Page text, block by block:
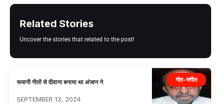
Related Stories
Uncover the stories that related to the post!
गीत-संगीत
रूमानी गीतों से दीवाना बनाया था अंजान ने
SEPTEMBER 13, 2024